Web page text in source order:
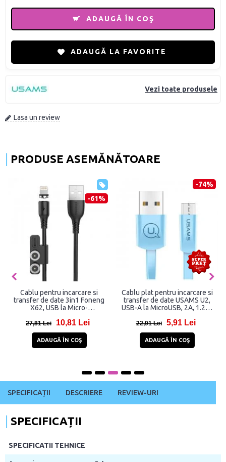
Vezi toate produsele
Lasa un review
ADAUGĂ ÎN COŞ
ADAUGĂ LA FAVORITE
PRODUSE ASEMĂNĂTOARE
-61%
Cablu pentru incarcare si
transfer de date 3in1 Foneng
X62, USB la Micro-
1 m, Negru
27,81 Lei 10,81 Lei
ADAUGĂ ÎN COŞ
-74%
Cablu plat pentru incarcare si
transfer de date USAMS U2,
USB-A la MicroUSB, 2A, 1.2m,
22,91 Lei 5,91 Lei
ADAUGĂ ÎN COŞ
SPECIFICAȚII DESCRIERE REVIEW-URI
SPECIFICAȚII
SPECIFICATII TEHNICE